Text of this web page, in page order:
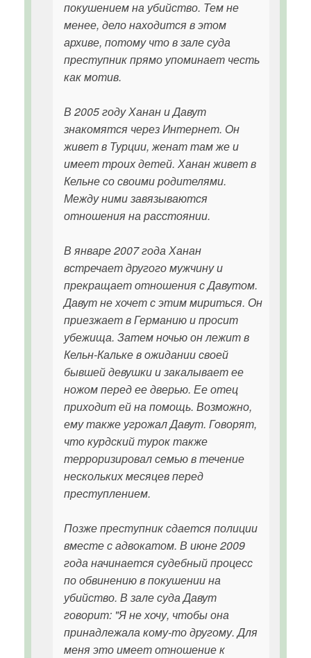
покушением на убийство. Тем не
менее, дело находится в этом
архиве, потому что в зале суда
преступник прямо упоминает честь
как мотив.
В 2005 году Ханан и Давут
знакомятся через Интернет. Он
живет в Турции, женат там же и
имеет троих детей. Ханан живет в
Кельне со своими родителями.
Между ними завязываются
отношения на расстоянии.
В январе 2007 года Ханан
встречает другого мужчину и
прекращает отношения с Давутом.
Давут не хочет с этим мириться. Он
приезжает в Германию и просит
убежища. Затем ночью он лежит в
Кельн-Кальке в ожидании своей
бывшей девушки и закалывает ее
ножом перед ее дверью. Ее отец
приходит ей на помощь. Возможно,
ему также угрожал Давут. Говорят,
что курдский турок также
терроризировал семью в течение
нескольких месяцев перед
преступлением.
Позже преступник сдается полиции
вместе с адвокатом. В июне 2009
года начинается судебный процесс
по обвинению в покушении на
убийство. В зале суда Давут
говорит: "Я не хочу, чтобы она
принадлежала кому-то другому. Для
меня это имеет отношение к